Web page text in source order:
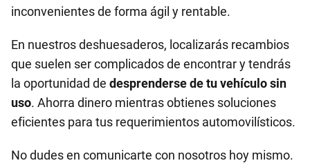
inconvenientes de forma ágil y rentable.
En nuestros deshuesaderos, localizarás recambios
que suelen ser complicados de encontrar y tendrás
la oportunidad de desprenderse de tu vehículo sin
uso. Ahorra dinero mientras obtienes soluciones
eficientes para tus requerimientos automovilísticos.
No dudes en comunicarte con nosotros hoy mismo.